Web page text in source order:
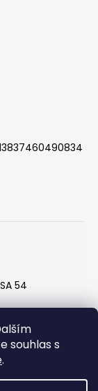
souhlas s
.
54